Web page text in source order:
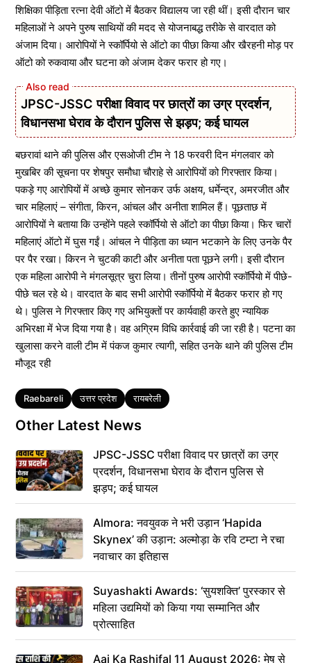
शिक्षिका पीड़िता रत्ना देवी ऑटो में बैठकर विद्यालय जा रही थीं। इसी दौरान चार
महिलाओं ने अपने पुरुष साथियों की मदद से योजनाबद्ध तरीके से वारदात को
अंजाम दिया। आरोपियों ने स्कॉर्पियो से ऑटो का पीछा किया और खैरहनी मोड़ पर
ऑटो को रुकवाया और घटना को अंजाम देकर फरार हो गए।
JPSC-JSSC परीक्षा विवाद पर छात्रों का उग्र प्रदर्शन,
विधानसभा घेराव के दौरान पुलिस से झड़प; कई घायल
बछरावां थाने की पुलिस और एसओजी टीम ने 18 फरवरी दिन मंगलवार को
मुखबिर की सूचना पर शेषपुर समौधा चौराहे से आरोपियों को गिरफ्तार किया।
पकड़े गए आरोपियों में अच्छे कुमार सोनकर उर्फ अक्षय, धर्मेन्द्र, अमरजीत और
चार महिलाएं – संगीता, किरन, आंचल और अनीता शामिल हैं। पूछताछ में
आरोपियों ने बताया कि उन्होंने पहले स्कॉर्पियो से ऑटो का पीछा किया। फिर चारों
महिलाएं ऑटो में घुस गईं। आंचल ने पीड़िता का ध्यान भटकाने के लिए उनके पैर
पर पैर रखा। किरन ने चुटकी काटी और अनीता पता पूछने लगी। इसी दौरान
एक महिला आरोपी ने मंगलसूत्र चुरा लिया। तीनों पुरुष आरोपी स्कॉर्पियो में पीछे-
पीछे चल रहे थे। वारदात के बाद सभी आरोपी स्कॉर्पियो में बैठकर फरार हो गए
थे। पुलिस ने गिरफ्तार किए गए अभियुक्तों पर कार्यवाही करते हुए न्यायिक
अभिरक्षा में भेज दिया गया है। वह अग्रिम विधि कार्रवाई की जा रही है। पटना का
खुलासा करने वाली टीम में पंकज कुमार त्यागी, सहित उनके थाने की पुलिस टीम
मौजूद रही
Tags
Raebareli उत्तर प्रदेश रायबरेली
Other Latest News
JPSC-JSSC परीक्षा विवाद पर छात्रों का उग्र
प्रदर्शन, विधानसभा घेराव के दौरान पुलिस से
झड़प; कई घायल
Almora: नवयुवक ने भरी उड़ान ‘Hapida
Skynex’ की उड़ान: अल्मोड़ा के रवि टम्टा ने रचा
नवाचार का इतिहास
Suyashakti Awards: ‘सुयशक्ति’ पुरस्कार से
महिला उद्यमियों को किया गया सम्मानित और
प्रोत्साहित
Aaj Ka Rashifal 11 August 2026: मेष से